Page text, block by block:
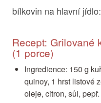
bílkovin na hlavní
Recept: Grilované
(1 porce)
Ingredience: 150 g
quinoy, 1 hrst listové
oleje, citron, sůl, pepř.